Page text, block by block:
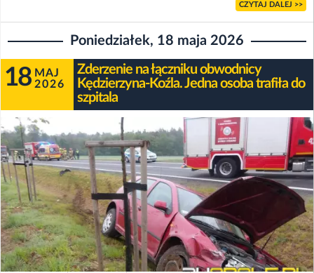
CZYTAJ DALEJ >>
Poniedziałek, 18 maja 2026
18 MAJ
2026
Zderzenie na łączniku obwodnicy
Kędzierzyna-Koźla. Jedna osoba trafiła do
szpitala